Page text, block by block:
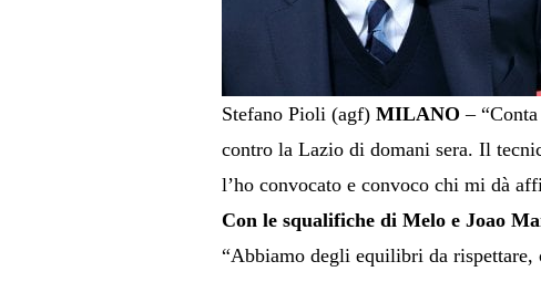
Stefano Pioli (agf) MILANO –
contro la Lazio di domani sera. Il
l’ho convocato e convoco chi mi dà
Con le squalifiche di Melo e Joao
“Abbiamo degli equilibri da